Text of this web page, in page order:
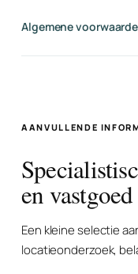
Algemene
AANVULLENDE
en vastgoed
Een kleine selectie
locatieonderzoek,